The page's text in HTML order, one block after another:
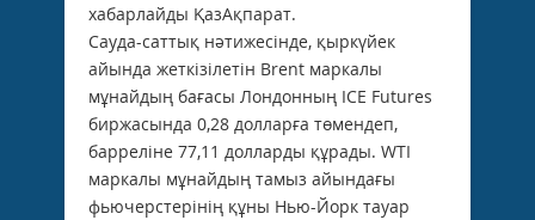
хабарлайды ҚазАқпарат.
Сауда-саттық нәтижесінде, қыркүйек
айында жеткізілетін Brent маркалы
мұнайдың бағасы Лондонның ICE Futures
биржасында 0,28 долларға төмендеп,
барреліне 77,11 долларды құрады. WTI
маркалы мұнайдың тамыз айындағы
фьючерстерінің құны Нью-Йорк тауар